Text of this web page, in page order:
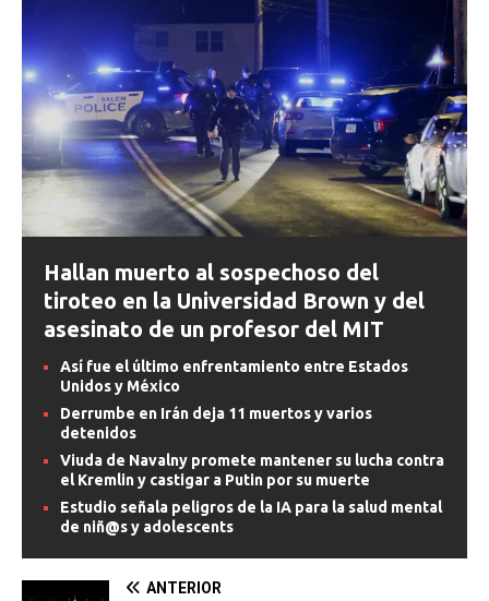
Hallan muerto al sospechoso del
tiroteo en la Universidad Brown y del
asesinato de un profesor del MIT
Así fue el último enfrentamiento entre Estados
Unidos y México
Derrumbe en Irán deja 11 muertos y varios
detenidos
Viuda de Navalny promete mantener su lucha contra
el Kremlin y castigar a Putin por su muerte
Estudio señala peligros de la IA para la salud mental
de niñ@s y adolescents
ANTERIOR